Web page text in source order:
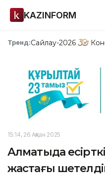
KAZINFORM
Тренд:Сайлау-2026
15:14, 26 Ақпан 2025
Алматыда есірткі
жастағы